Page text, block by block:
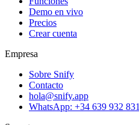
Demo en vivo
Precios
Crear cuenta
Empresa
Sobre Snify
Contacto
hola@snify.app
WhatsApp: +34 639 932 831